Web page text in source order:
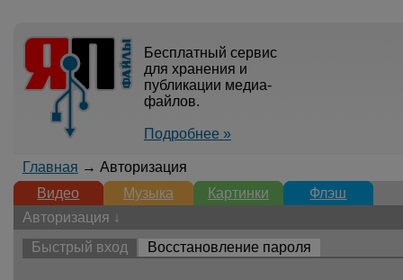
Бесплатный сервис
для хранения и
публикации медиа-
файлов.
Подробнее »
Главная → Авторизация
Видео
Музыка Картинки
Флэш
Авторизация ↓
Быстрый вход
Восстановление пароля